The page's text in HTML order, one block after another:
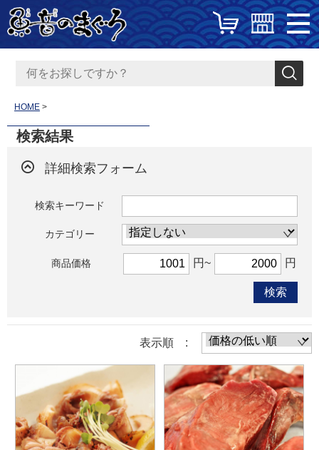
HOME
検索結果
詳細検索フォーム
検索キーワード
カテゴリー
商品価格 円~ 円
検索
表示順 :